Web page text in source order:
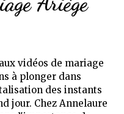
vidéos de mariage
à plonger dans
des instants
jour. Chez Annelaure